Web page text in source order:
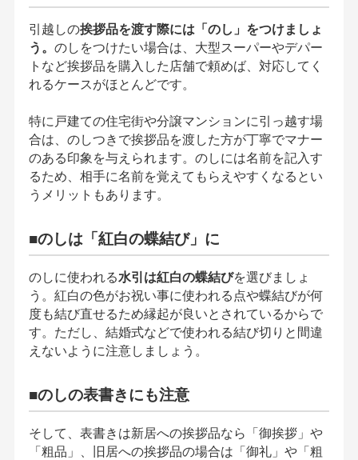
引越しの挨拶品を渡す際には「のし」をつけましょ
う。 のしをつけたい場合は、大型スーパーやデパー
トなど挨拶品を購入した店舗で頼めば、対応してく
れるケースがほとんどです。
特に戸建ての住宅街や分譲マンションに引っ越す場
合は、のしつきで挨拶品を渡した方が丁寧でマナー
のある印象を与えられます。のしには名前を記入す
るため、相手に名前を覚えてもらえやすくなるとい
うメリットもあります。
■のしは「紅白の蝶結び」に
のしに使われる水引は紅白の蝶結びを選びましょ
う。紅白の色がお祝い事に使われる点や蝶結びが何
度も結び直せるため縁起が良いとされているからで
す。ただし、結婚式などで使われる結び切りと間違
えないように注意しましょう。
■のしの表書きにも注意
そして、表書きは新居への挨拶品なら「御挨拶」や
「粗品」、旧居への挨拶品の場合は「御礼」や「粗